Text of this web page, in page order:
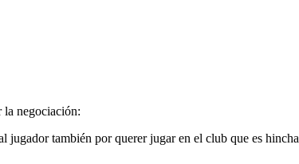
negociación:
también por querer jugar en el club que es